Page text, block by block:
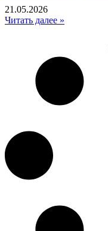
21.05.2026
Читать далее »